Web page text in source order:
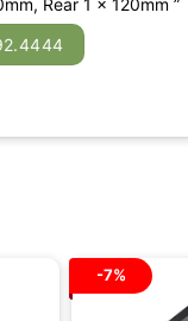
-7%